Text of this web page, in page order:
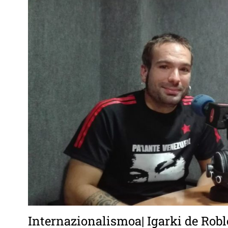
Internazionalismoa| Igarki de